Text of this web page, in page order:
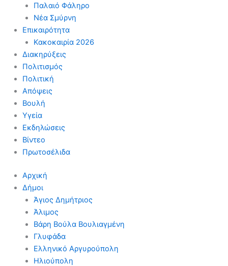
Παλαιό Φάληρο
Νέα Σμύρνη
Επικαιρότητα
Κακοκαιρία 2026
Διακηρύξεις
Πολιτισμός
Πολιτική
Απόψεις
Βουλή
Υγεία
Εκδηλώσεις
Βίντεο
Πρωτοσέλιδα
Αρχική
Δήμοι
Άγιος Δημήτριος
Άλιμος
Βάρη Βούλα Βουλιαγμένη
Γλυφάδα
Ελληνικό Αργυρούπολη
Ηλιούπολη